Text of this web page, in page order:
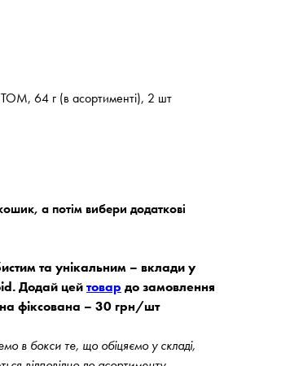
64 г (в асортименті), 2 шт
а потім вибери додаткові
та унікальним – вклади у
Додай цейтовар до замовлення
фіксована – 30 грн/шт
в бокси те, що обіцяємо у складі,